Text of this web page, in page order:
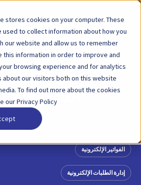
stores cookies on your computer. These
used to collect information about how you
our website and allow us to remember
this information in order to improve and
browsing experience and for analytics
about our visitors both on this website
To find out more about the cookies
our Privacy Policy.
العودةمنشور مدونة 16 سبتمبر 2024
لم تعد
التجارية
الفواتير الإلكترونية
إدارة الطلبات الإلكترونية